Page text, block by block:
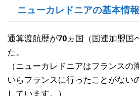
ニューカレドニアの基本情報
通算渡航歴が70ヵ国（国連加盟国
た。
（ニューカレドニアはフランスの
いらフランスに行ったことがない
しています。）